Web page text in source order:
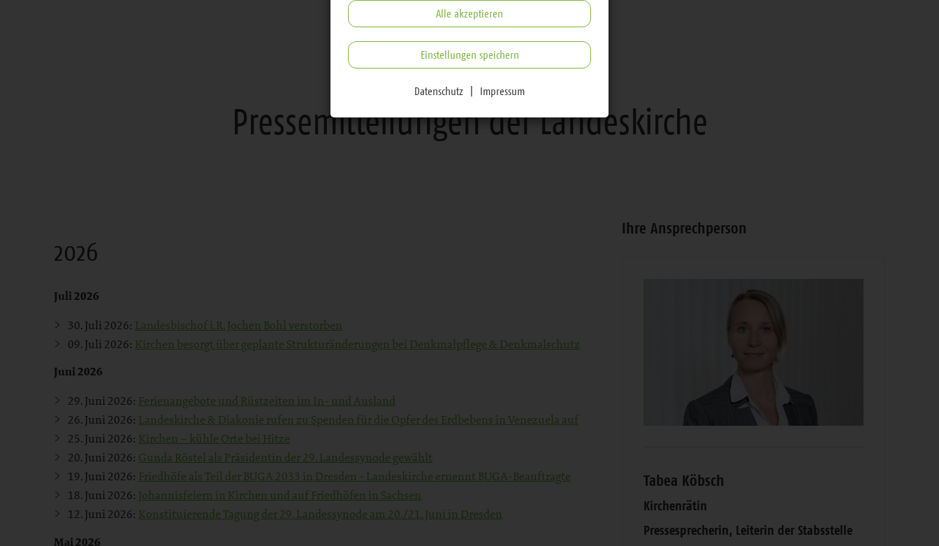
Presse & Öffentlichkeitsarbeit
Pressemitteilungen der Landeskirche
2026
Juli 2026
30. Juli 2026: Landesbischof i.R. Jochen Bohl verstorben
09. Juli 2026: Kirchen besorgt über geplante Strukturänderungen bei Denkmalpflege & Denkmalschutz
Juni 2026
29. Juni 2026: Ferienangebote und Rüstzeiten im In- und Ausland
26. Juni 2026: Landeskirche & Diakonie rufen zu Spenden für die Opfer des Erdbebens in Venezuela auf
25. Juni 2026: Kirchen – kühle Orte bei Hitze
20. Juni 2026: Gunda Röstel als Präsidentin der 29. Landessynode gewählt
19. Juni 2026: Friedhöfe als Teil der BUGA 2033 in Dresden - Landeskirche ernennt BUGA-Beauftragte
18. Juni 2026: Johannisfeiern in Kirchen und auf Friedhöfen in Sachsen
12. Juni 2026: Konstituierende Tagung der 29. Landessynode am 20./21. Juni in Dresden
Mai 2026
Ihre Ansprechperson
Tabea Köbsch
Kirchenrätin
Pressesprecherin, Leiterin der Stabsstelle
Alle akzeptieren
Einstellungen speichern
Datenschutz Impressum